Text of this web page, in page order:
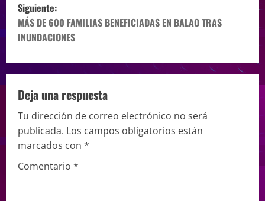
Siguiente:
MÁS DE 600 FAMILIAS BENEFICIADAS EN BALAO TRAS
INUNDACIONES
Deja una respuesta
Tu dirección de correo electrónico no será
publicada. Los campos obligatorios están
marcados con *
Comentario *